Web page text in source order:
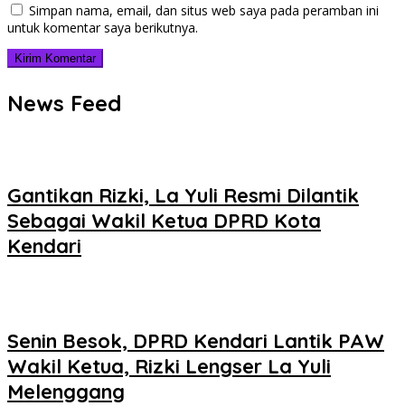
Simpan nama, email, dan situs web saya pada peramban ini
untuk komentar saya berikutnya.
News Feed
Gantikan Rizki, La Yuli Resmi Dilantik
Sebagai Wakil Ketua DPRD Kota
Kendari
Senin Besok, DPRD Kendari Lantik PAW
Wakil Ketua, Rizki Lengser La Yuli
Melenggang